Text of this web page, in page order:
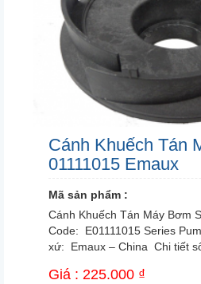
Cánh Khuếch Tán
01111015 Emaux
Mã sản phẩm :
Cánh Khuếch Tán Máy Bơm
Code: E01111015 Series
xứ: Emaux – China Chi tiết
Giá : 225.000 ₫